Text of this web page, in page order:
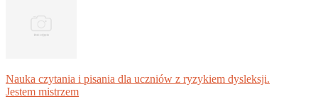
Nauka czytania i pisania dla uczniów z ryzykiem dysleksji.
Jestem mistrzem